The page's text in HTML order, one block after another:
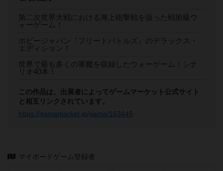
第二次世界大戦における海上砲撃戦を扱った戦術級ウ
ォーゲーム！
ホビージャパン『フリートバトルズ』のデラックス・
エディション！
世界で最も多くの軍艦を収録したウォーゲーム！シナ
リオ40本！
この作品は、出展者によってゲームマーケット公式サイト
と相互リンクされています。
https://gamemarket.jp/game/163445
マイボードゲーム登録者